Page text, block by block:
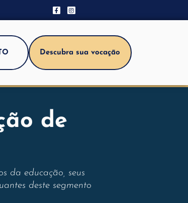
Descubra sua vocação
de
da educação, seus
deste segmento